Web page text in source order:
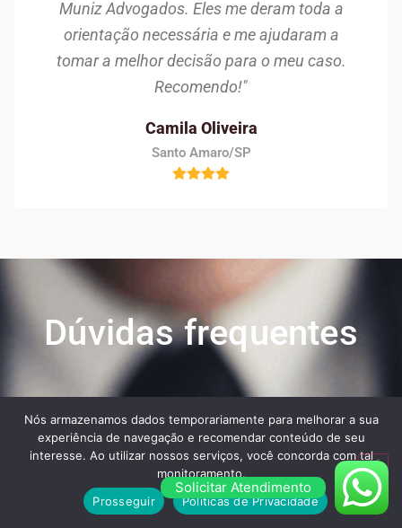
Muniz Advogados. Eles me deram toda a
orientação necessária e me ajudaram a
tomar a melhor decisão para o meu caso.
Recomendo!"
Camila Oliveira
Santo Amaro/SP
Dúvidas frequentes
clientes ao contratar os nossos serviços:
Solicitar Atendimento
Nós armazenamos dados temporariamente para melhorar a sua
experiência de navegação e recomendar conteúdo de seu
interesse. Ao utilizar nossos serviços, você concorda com tal
monitoramento.
Prosseguir
Políticas de Privacidade